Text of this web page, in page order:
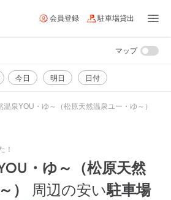
会員登録 駐車場貸出
今日 明日 日付
マップ
温泉YOU・ゆ～（松原天然温泉ユー・ゆ～）
！
・ゆ～（松原天然
）
周辺の安い駐車場